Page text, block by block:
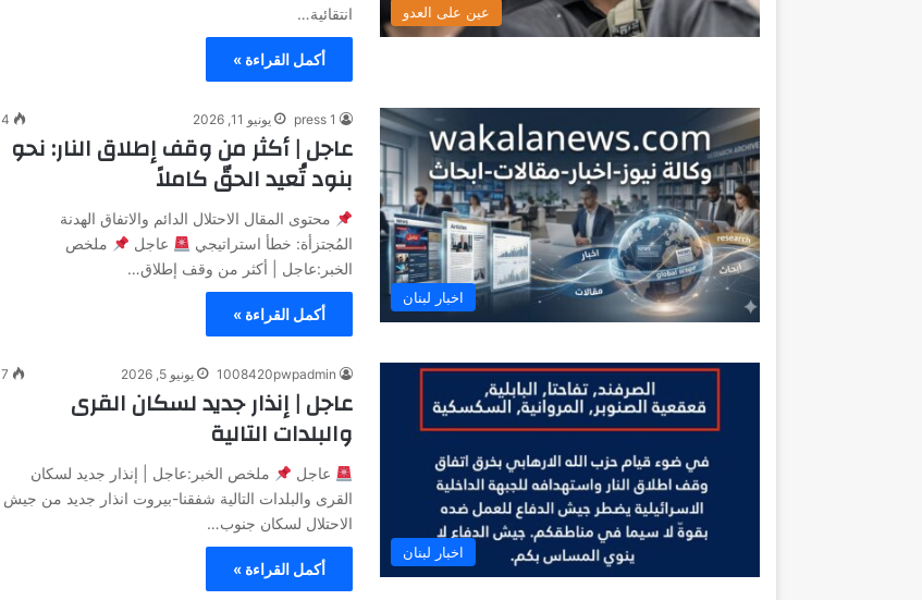
عين على العدو
انتقائية…
أكمل القراءة »
اخبار لبنان
press 1 يونيو 11, 2026 4
عاجل | أكثر من وقف إطلاق النار: نحو
بنود تُعيد الحقّ كاملاً
محتوى المقال الاحتلال الدائم والاتفاق الهدنة
المُجتزأة: خطأ استراتيجي
عاجل
ملخص
الخبر:عاجل | أكثر من وقف إطلاق…
أكمل القراءة »
اخبار لبنان
1008420pwpadmin يونيو 5, 2026 7
عاجل | إنذار جديد لسكان القرى
والبلدات التالية
عاجل
ملخص الخبر:عاجل | إنذار جديد لسكان
القرى والبلدات التالية شفقنا-بيروت انذار جديد من جيش
الاحتلال لسكان جنوب…
أكمل القراءة »